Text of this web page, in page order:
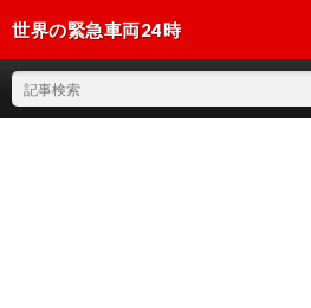
世界の緊急車両24時